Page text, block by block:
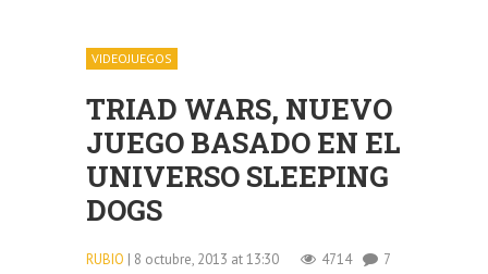
VIDEOJUEGOS
TRIAD WARS, NUEVO
JUEGO BASADO EN EL
UNIVERSO SLEEPING
DOGS
RUBIO | 8 octubre, 2013 at 13:30 4714 7